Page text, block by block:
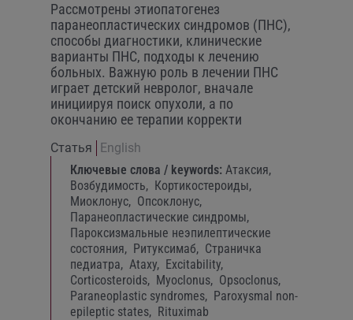
Рассмотрены этиопатогенез
паранеопластических синдромов (ПНС),
способы диагностики, клинические
варианты ПНС, подходы к лечению
больных. Важную роль в лечении ПНС
играет детский невролог, вначале
инициируя поиск опухоли, а по
окончанию ее терапии корректи
Статья
English
Ключевые слова / keywords: Атаксия,
Возбудимость, Кортикостероиды,
Миоклонус, Опсоклонус,
Паранеопластические синдромы,
Пароксизмальные неэпилептические
состояния, Ритуксимаб, Страничка
педиатра, Ataxy, Excitability,
Corticosteroids, Myoclonus, Opsoclonus,
Paraneoplastic syndromes, Paroxysmal non-
epileptic states, Rituximab